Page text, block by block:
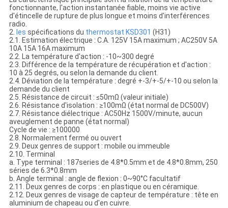
fonctionnante, l'action instantanée fiable, moins vie active
d'étincelle de rupture de plus longue et moins d'interférences
radio.
2. les spécifications du thermostat KSD301 (H31)
2.1. Estimation électrique : C.A. 125V 15A maximum ; AC250V 5A
10A 15A 16A maximum
2.2. La température d'action : -10~300 degré
2.3. Différence de la température de récupération et d'action :
10 à 25 degrés, ou selon la demande du client.
2.4. Déviation de la température : degré +-3/+-5/+-10 ou selon la
demande du client
2.5. Résistance de circuit : ≤50mΩ (valeur initiale)
2.6. Résistance d'isolation : ≥100mΩ (état normal de DC500V)
2.7. Résistance diélectrique : AC50Hz 1500V/minute, aucun
aveuglement de panne (état normal)
Cycle de vie : ≥100000
2.8. Normalement fermé ou ouvert
2.9. Deux genres de support : mobile ou immeuble
2.10. Terminal
a. Type terminal : 187series de 4.8*0.5mm et de 4.8*0.8mm, 250
séries de 6.3*0.8mm
b. Angle terminal : angle de flexion : 0~90°C facultatif
2.11. Deux genres de corps : en plastique ou en céramique.
2.12. Deux genres de visage de capteur de température : tête en
aluminium de chapeau ou d'en cuivre.